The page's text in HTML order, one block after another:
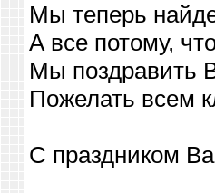
Мы теперь
А все потому,
Мы поздравить
Пожелать всем
С праздником